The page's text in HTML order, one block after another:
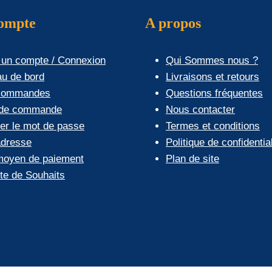
être
choisies
sur
la
page
produit
compte / Connexion
de bord
commande
le mot de passe
de paiement
de Souhaits
A propos
Qui Sommes nous ?
Livraisons et retours
Questions fréquentes
Nous contacter
Termes et conditions
Politique de
Plan de site